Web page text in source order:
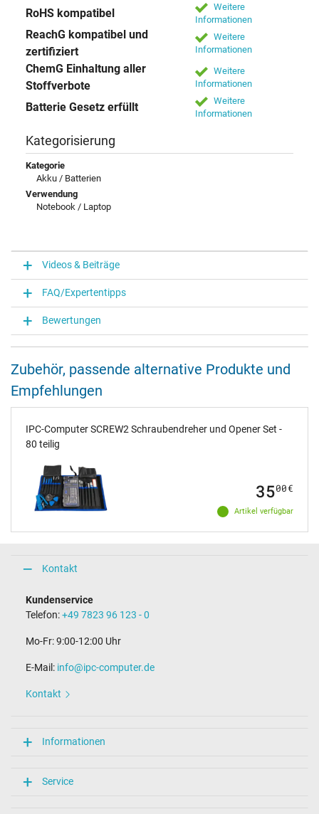
RoHS kompatibel
Weitere
Informationen
ReachG kompatibel und
zertifiziert
Weitere
Informationen
ChemG Einhaltung aller
Stoffverbote
Weitere
Informationen
Batterie Gesetz erfüllt
Weitere
Informationen
Kategorisierung
Kategorie
Akku / Batterien
Verwendung
Notebook / Laptop
Videos & Beiträge
FAQ/Expertentipps
Bewertungen
Zubehör, passende alternative Produkte und
Empfehlungen
IPC-Computer SCREW2 Schraubendreher und Opener Set -
80 teilig
Artikel verfügbar
3500€
Kontakt
Kundenservice
Telefon:+49 7823 96 123 - 0
Mo-Fr: 9:00-12:00 Uhr
E-Mail: info@ipc-computer.de
Kontakt
Informationen
Service